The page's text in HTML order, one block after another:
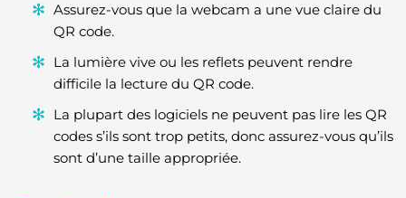
Assurez-vous que la webcam a une vue claire du
QR code.
La lumière vive ou les reflets peuvent rendre
difficile la lecture du QR code.
La plupart des logiciels ne peuvent pas lire les QR
codes s’ils sont trop petits, donc assurez-vous qu’ils
sont d’une taille appropriée.